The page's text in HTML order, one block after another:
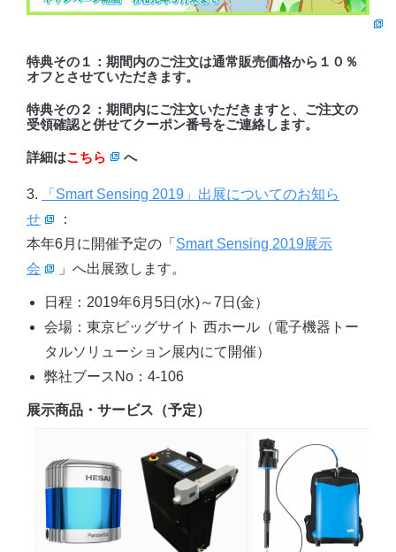
特典その１ ：期間内のご注文は通常販売価格から１０％
オフとさせていただきます。
特典その２ ：期間内にご注文いただきますと、ご注文の
受領確認と併せてクーポン番号をご連絡します。
詳細はこちら へ
3.
「Smart Sensing 2019」出展についてのお知ら
せ
：
本年6月に開催予定の「 Smart Sensing 2019展示
会
」へ出展致します。
日程：2019年6月5日(水)～7日(金）
会場：東京ビッグサイト 西ホール（電子機器トー
タルソリューション展内にて開催）
弊社ブースNo：4-106
展示商品・サービス（予定）